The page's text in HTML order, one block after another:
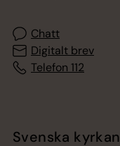
Chatt
Digitalt brev
Telefon 112
Svenska kyrkan